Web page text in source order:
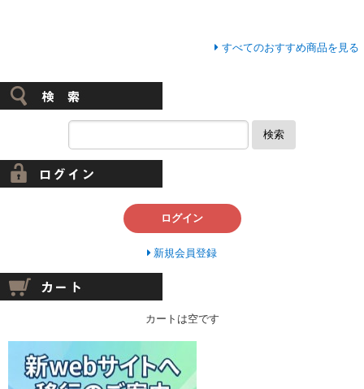
すべてのおすすめ商品を見る
検索
ログイン
新規会員登録
カートは空です